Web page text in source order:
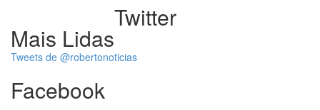
Mais Lidas
Twitter
Tweets de @robertonoticias
Facebook